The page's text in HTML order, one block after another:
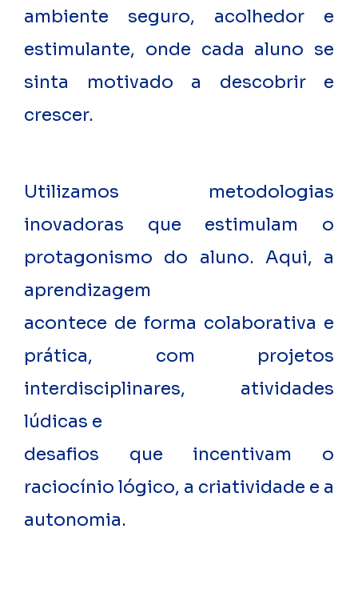
ambiente seguro, acolhedor e
estimulante, onde cada aluno se
sinta motivado a descobrir e
crescer.
Utilizamos metodologias
inovadoras que estimulam o
protagonismo do aluno. Aqui, a
aprendizagem
acontece de forma colaborativa e
prática, com projetos
interdisciplinares, atividades
lúdicas e
desafios que incentivam o
raciocínio lógico, a criatividade e a
autonomia.